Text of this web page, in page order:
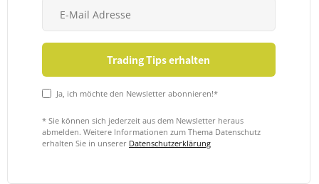
Ja, ich möchte den Newsletter abonnieren!*
* Sie können sich jederzeit aus dem Newsletter heraus
abmelden. Weitere Informationen zum Thema Datenschutz
erhalten Sie in unserer Datenschutzerklärung